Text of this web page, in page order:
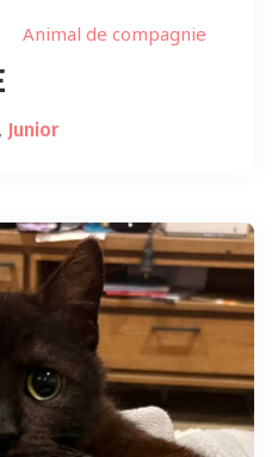
Animal de compagnie
, Junior